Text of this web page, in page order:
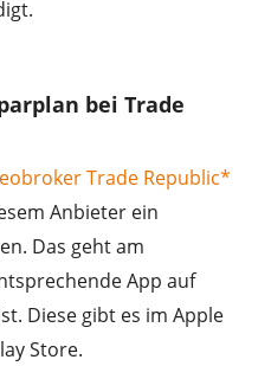
bei Trade
Trade Republic*
Anbieter ein
Das geht am
App auf
Diese gibt es im Apple
Store.